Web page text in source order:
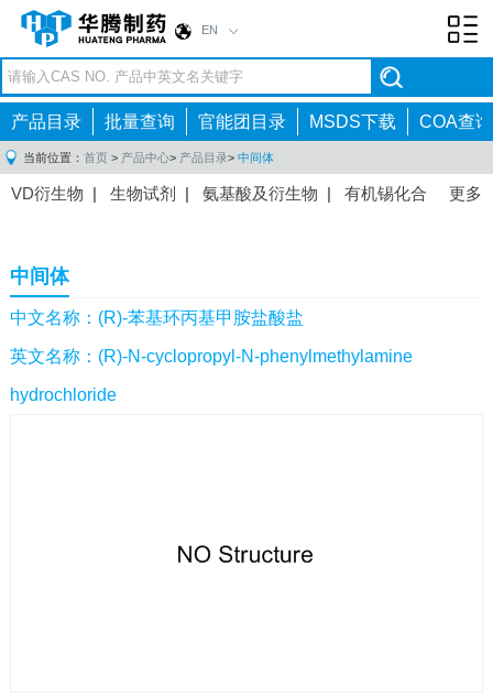
EN
产品目录 批量查询 官能团目录 MSDS下载 COA查询
当前位置： 首页 > 产品中心> 产品目录> 中间体
更多
VD衍生物 | 生物试剂 | 氨基酸及衍生物 | 有机锡化合
间体|
感染药物中间体
体 |抗精神病药物中间体| 抗炎药物中间体
药中间体|其他原料药中间体|
中间体
中文名称：(R)-苯基环丙基甲胺盐酸盐
英文名称：(R)-N-cyclopropyl-N-phenylmethylamine
hydrochloride